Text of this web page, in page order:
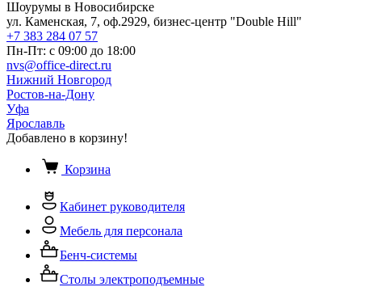
Шоурумы в Новосибирске
ул. Каменская, 7, оф.2929, бизнес-центр "Double Hill"
+7 383 284 07 57
Пн-Пт: с 09:00 до 18:00
nvs@office-direct.ru
Нижний Новгород
Ростов-на-Дону
Уфа
Ярославль
Добавлено в корзину!
Корзина
Кабинет руководителя
Мебель для персонала
Бенч-системы
Столы электроподъемные